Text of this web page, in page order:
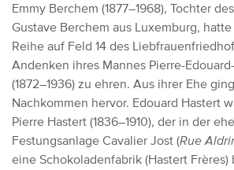
Emmy Berchem (1877–1968), Tochter
Gustave Berchem aus Luxemburg,
Reihe auf Feld 14 des
Andenken ihres Mannes Pierre-
(1872–1936) zu ehren. Aus ihrer Ehe
Nachkommen hervor. Edouard Hastert
Pierre Hastert (1836–1910), der in der
Festungsanlage Cavalier Jost (Rue
eine Schokoladenfabrik (Hastert